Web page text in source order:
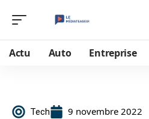
Actu Auto Entreprise
Tech 9 novembre 2022